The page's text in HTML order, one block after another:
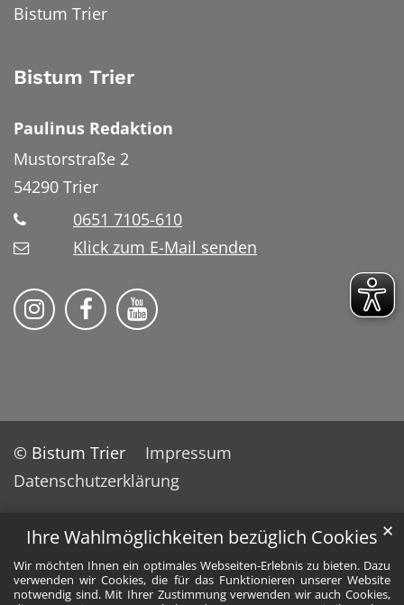
Ihre Wahlmöglichkeiten bezüglich Cookies
Wir möchten Ihnen ein optimales Webseiten-Erlebnis zu bieten. Dazu
verwenden wir Cookies, die für das Funktionieren unserer Website
notwendig sind. Mit Ihrer Zustimmung verwenden wir auch Cookies,
✕
Bistum Trier
Bistum Trier
Paulinus Redaktion
Mustorstraße 2
54290 Trier
0651 7105-610
Klick zum E-Mail senden
Bistum Trier auf Instragram
Bistum Trier auf Facebook
Bistum Trier auf YouTube
© Bistum Trier
Impressum
Datenschutzerklärung